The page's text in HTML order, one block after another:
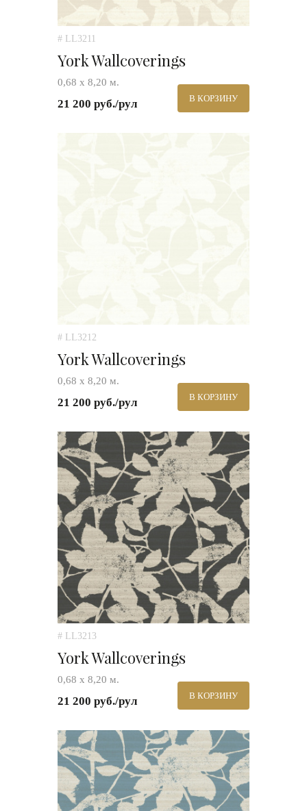
# LL3211
York Wallcoverings
0,68 x 8,20 м.
21 200 руб./рул В КОРЗИНУ
# LL3212
York Wallcoverings
0,68 x 8,20 м.
21 200 руб./рул В КОРЗИНУ
# LL3213
York Wallcoverings
0,68 x 8,20 м.
21 200 руб./рул В КОРЗИНУ